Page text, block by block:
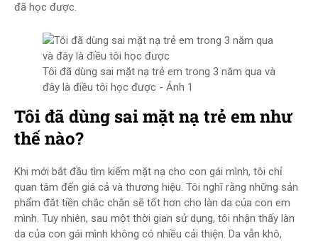
đã học được.
Tôi đã dùng sai mặt nạ trẻ em trong 3 năm qua và
đây là điều tôi học được - Ảnh 1
Tôi đã dùng sai mặt nạ trẻ em như
thế nào?
Khi mới bắt đầu tìm kiếm mặt nạ cho con gái mình, tôi chỉ
quan tâm đến giá cả và thương hiệu. Tôi nghĩ rằng những sản
phẩm đắt tiền chắc chắn sẽ tốt hơn cho làn da của con em
mình. Tuy nhiên, sau một thời gian sử dụng, tôi nhận thấy làn
da của con gái mình không có nhiều cải thiện. Da vẫn khô,